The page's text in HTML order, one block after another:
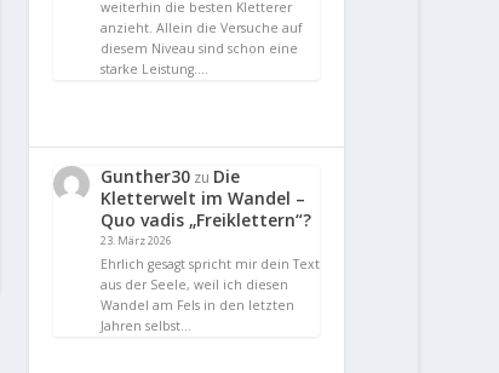
weiterhin die besten Kletterer
anzieht. Allein die Versuche auf
diesem Niveau sind schon eine
starke Leistung.…
Gunther30 zu Die
Kletterwelt im Wandel –
Quo vadis „Freiklettern“?
23. März 2026
Ehrlich gesagt spricht mir dein Text
aus der Seele, weil ich diesen
Wandel am Fels in den letzten
Jahren selbst…